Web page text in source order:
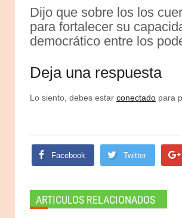
Dijo que sobre los los
para fortalecer su
democrático entre los
Deja una respuesta
Lo siento, debes estar conectado para
Facebook Twitter
ARTICULOS RELACIONADOS